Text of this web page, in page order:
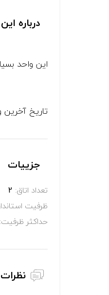
درباره
این واحد
تاریخ آخرین
جزییات
تعداد اتاق:
ظرفیت
حداکثر ظرفیت: